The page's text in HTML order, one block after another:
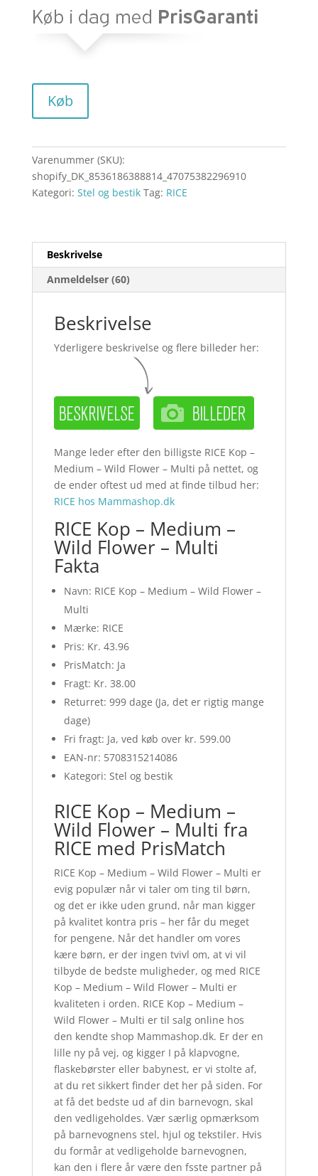
Køb
Varenummer (SKU):
shopify_DK_8536186388814_47075382296910
Kategori: Stel og bestik Tag: RICE
Beskrivelse
Anmeldelser (60)
Beskrivelse
Yderligere beskrivelse og flere billeder her:
Mange leder efter den billigste RICE Kop –
Medium – Wild Flower – Multi på nettet, og
de ender oftest ud med at finde tilbud her:
RICE hos Mammashop.dk
RICE Kop – Medium –
Wild Flower – Multi
Fakta
Navn: RICE Kop – Medium – Wild Flower –
Multi
Mærke: RICE
Pris: Kr. 43.96
PrisMatch: Ja
Fragt: Kr. 38.00
Returret: 999 dage (Ja, det er rigtig mange
dage)
Fri fragt: Ja, ved køb over kr. 599.00
EAN-nr: 5708315214086
Kategori: Stel og bestik
RICE Kop – Medium –
Wild Flower – Multi fra
RICE med PrisMatch
RICE Kop – Medium – Wild Flower – Multi er
evig populær når vi taler om ting til børn,
og det er ikke uden grund, når man kigger
på kvalitet kontra pris – her får du meget
for pengene. Når det handler om vores
kære børn, er der ingen tvivl om, at vi vil
tilbyde de bedste muligheder, og med RICE
Kop – Medium – Wild Flower – Multi er
kvaliteten i orden. RICE Kop – Medium –
Wild Flower – Multi er til salg online hos
den kendte shop Mammashop.dk. Er der en
lille ny på vej, og kigger I på klapvogne,
flaskebørster eller babynest, er vi stolte af,
at du ret sikkert finder det her på siden. For
at få det bedste ud af din barnevogn, skal
den vedligeholdes. Vær særlig opmærksom
på barnevognens stel, hjul og tekstiler. Hvis
du formår at vedligeholde barnevognen,
kan den i flere år være den fsste partner på